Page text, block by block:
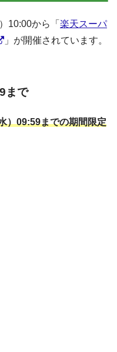
10:00から「 楽天スーパ
」が開催されています。
まで
）09:59までの期間限定